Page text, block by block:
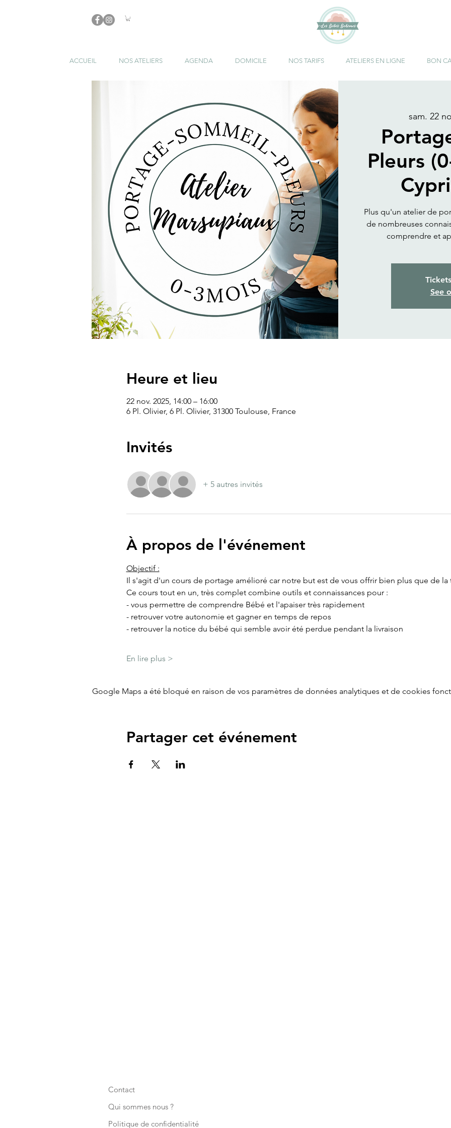
ACCUEIL NOS ATELIERS AGENDA DOMICILE NOS TARIFS ATELIERS EN LIGNE BON
sam. 22
Pleurs
Plus qu'un atelier de
de nombreuses
comprendre et
See
Heure et lieu
22 nov. 2025, 14:00 – 16:00
6 Pl. Olivier, 6 Pl. Olivier, 31300 Toulouse, France
Invités
+ 5 autres invités
À propos de l'événement
Objectif :
Il s'agit d'un cours de portage amélioré car notre but est de vous offrir bien plus que de la
Ce cours tout en un, très complet combine outils et connaissances pour :
- vous permettre de comprendre Bébé et l'apaiser très rapidement
- retrouver votre autonomie et gagner en temps de repos
- retrouver la notice du bébé qui semble avoir été perdue pendant la livraison
En lire plus >
Google Maps a été bloqué en raison de vos paramètres de données analytiques et de cookies
Partager cet événement
Contact
Qui sommes nous ?
Politique de confidentialité